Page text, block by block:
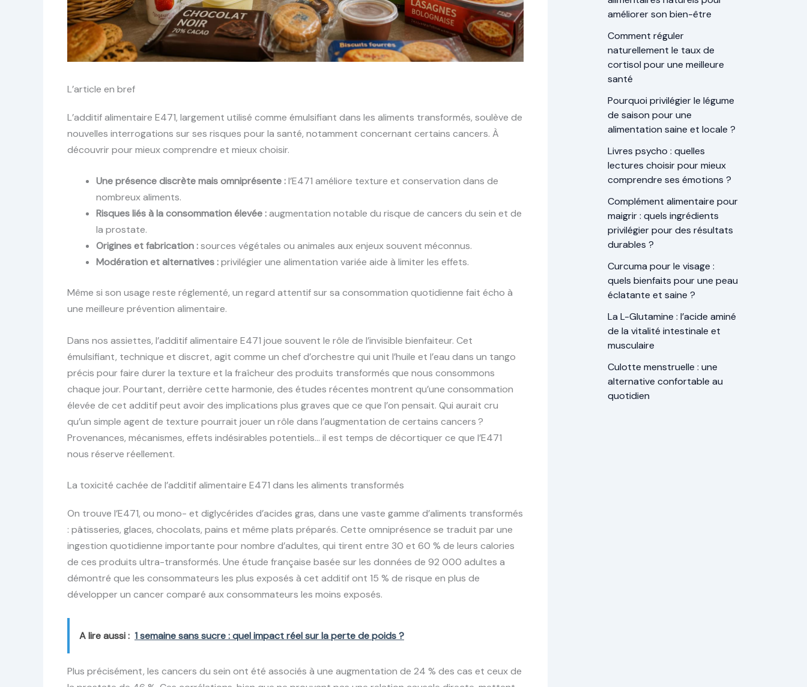
L’article en bref
L’additif alimentaire E471, largement utilisé comme émulsifiant dans les aliments transformés, soulève de
nouvelles interrogations sur ses risques pour la santé, notamment concernant certains cancers. À
découvrir pour mieux comprendre et mieux choisir.
Une présence discrète mais omniprésente :l’E471 améliore texture et conservation dans de
nombreux aliments.
Risques liés à la consommation élevée :augmentation notable du risque de cancers du sein et de
la prostate.
Origines et fabrication :sources végétales ou animales aux enjeux souvent méconnus.
Modération et alternatives :privilégier une alimentation variée aide à limiter les effets.
Même si son usage reste réglementé, un regard attentif sur sa consommation quotidienne fait écho à
une meilleure prévention alimentaire.
Dans nos assiettes, l’additif alimentaire E471 joue souvent le rôle de l’invisible bienfaiteur. Cet
émulsifiant, technique et discret, agit comme un chef d’orchestre qui unit l’huile et l’eau dans un tango
précis pour faire durer la texture et la fraîcheur des produits transformés que nous consommons
chaque jour. Pourtant, derrière cette harmonie, des études récentes montrent qu’une consommation
élevée de cet additif peut avoir des implications plus graves que ce que l’on pensait. Qui aurait cru
qu’un simple agent de texture pourrait jouer un rôle dans l’augmentation de certains cancers ?
Provenances, mécanismes, effets indésirables potentiels… il est temps de décortiquer ce que l’E471
nous réserve réellement.
La toxicité cachée de l’additif alimentaire E471 dans les aliments transformés
On trouve l’E471, ou mono- et diglycérides d’acides gras, dans une vaste gamme d’aliments transformés
: pâtisseries, glaces, chocolats, pains et même plats préparés. Cette omniprésence se traduit par une
ingestion quotidienne importante pour nombre d’adultes, qui tirent entre 30 et 60 % de leurs calories
de ces produits ultra-transformés. Une étude française basée sur les données de 92 000 adultes a
démontré que les consommateurs les plus exposés à cet additif ont 15 % de risque en plus de
développer un cancer comparé aux consommateurs les moins exposés.
A lire aussi : 1 semaine sans sucre : quel impact réel sur la perte de poids ?
Plus précisément, les cancers du sein ont été associés à une augmentation de 24 % des cas et ceux de
améliorer son bien-être
Comment réguler
naturellement le taux de
cortisol pour une meilleure
santé
Pourquoi privilégier le légume
de saison pour une
alimentation saine et locale ?
Livres psycho : quelles
lectures choisir pour mieux
comprendre ses émotions ?
Complément alimentaire pour
maigrir : quels ingrédients
privilégier pour des résultats
durables ?
Curcuma pour le visage :
quels bienfaits pour une peau
éclatante et saine ?
La L-Glutamine : l’acide aminé
de la vitalité intestinale et
musculaire
Culotte menstruelle : une
alternative confortable au
quotidien